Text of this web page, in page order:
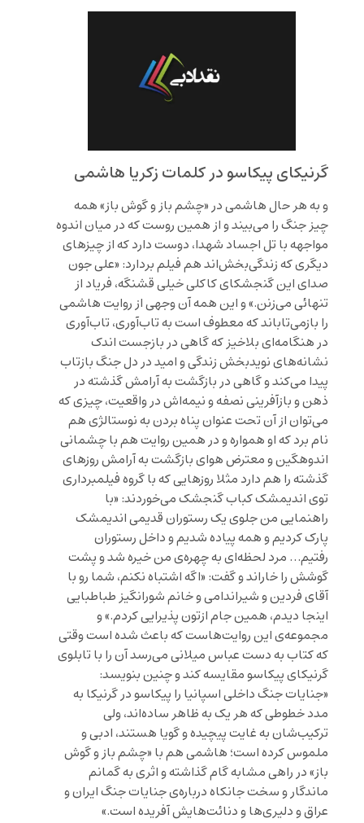
گرنيكای پيكاسو در كلمات زكريا هاشمی
و به هر حال هاشمی در «چشم باز و گوش باز» همه
چیز جنگ را می‌بیند و از همین روست که در میان اندوه
مواجهه با تل اجساد شهدا، دوست دارد که از چیزهای
دیگری که زندگی‌بخش‌اند هم فیلم بردارد: «علی جون
صدای این گنجشکای کاکلی خیلی قشنگه، فریاد از
تنهائی می‌زنن.» و این همه آن وجهی از روایت هاشمی
را بازمی‌تاباند که معطوف است به تاب‌آوری، تاب‌آوری
در هنگامه‌ای بلاخیز که گاهی در بازجست اندک
نشانه‌های نویدبخش زندگی و امید در دل جنگ بازتاب
پیدا می‌کند و گاهی در بازگشت به آرامش گذشته در
ذهن و بازآفرینی نصفه و نیمه‌اش در واقعیت، چیزی که
می‌توان از آن تحت عنوان پناه بردن به نوستالژی هم
نام برد که او همواره و در همین روایت هم با چشمانی
اندوهگین و معترض هوای بازگشت به آرامش روزهای
گذشته را هم دارد مثلا روزهایی که با گروه فیلمبرداری
توی اندیمشک کباب گنجشک می‌خوردند: «با
راهنمایی من جلوی یک رستوران قدیمی اندیمشک
پارک کردیم و همه پیاده شدیم و داخل رستوران
رفتیم… مرد لحظه‌ای به چهره‌ی من خیره شد و پشت
گوشش را خاراند و گفت: «اگه اشتباه نکنم، شما رو با
آقای فردین و شیراندامی و خانم شورانگیز طباطبایی
اینجا دیدم، همین جام ازتون پذیرایی کردم.» و
مجموعه‌ی این روایت‌هاست که باعث شده است وقتی
که کتاب به دست عباس میلانی می‌رسد آن را با تابلوی
گرنیکای پیکاسو مقایسه‌ کند و چنین بنویسد:
«جنایات جنگ داخلی اسپانیا را پیکاسو در گرنیکا به
مدد خطوطی که هر یک به ظاهر ساده‌اند، ولی
ترکیب‌شان به غایت پیچیده و گویا هستند، ادبی و
ملموس کرده است؛ هاشمی هم با «چشم باز و گوش
باز» در راهی مشابه گام گذاشته و اثری به گمانم
ماندگار و سخت جانکاه درباره‌ی جنایات جنگ ایران و
عراق و دلیری‌ها و دنائت‌هایش آفریده است.»